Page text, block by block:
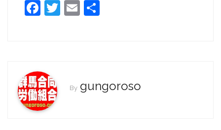
F
b
o
o
k
T E
By gungoroso